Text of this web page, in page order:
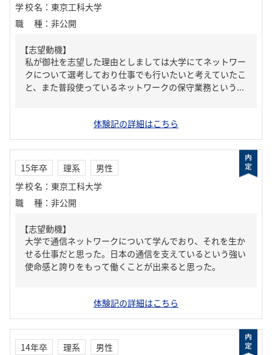
学校名 ： 東京工科大学
職種 ： 非公開
【志望動機】
私が御社を志望した理由としましては大学にてネットワー
クについて選考しており仕事でも行いたいと考えていたこ
と、また普段使っているネットワークの保守業務という...
体験記の詳細はこちら
15年卒 理系
男性
学校名 ： 東京工科大学
職種 ： 非公開
【志望動機】
大学で通信ネットワークについて学んでおり、それを生か
せる仕事だと思った。日本の通信を支えているという強い
使命感と誇りをもって働くことが出来ると思った。
体験記の詳細はこちら
14年卒 理系
男性